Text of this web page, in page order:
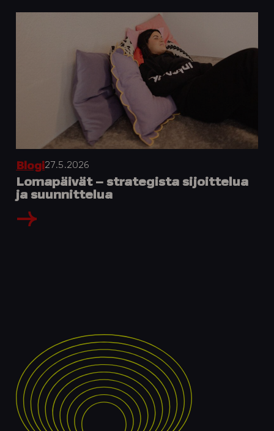
Blogi27.5.2026
Lomapäivät – strategista sijoittelua
ja suunnittelua